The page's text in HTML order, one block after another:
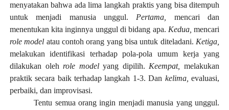
menyatakan bahwa ada lima langkah praktis yang bisa ditempuh
untuk menjadi manusia unggul. Pertama, mencari dan
menentukan kita inginnya unggul di bidang apa. Kedua,mencari
role model atau contoh orang yang bisa untuk diteladani. Ketiga,
melakukan identifikasi terhadap pola-pola umum kerja yang
dilakukan olehrole modelyang dipilih. Keempat,melakukan
praktik secara baik terhadap langkah 1-3. Dan kelima,evaluasi,
perbaiki, dan improvisasi.
Tentu semua orang ingin menjadi manusia yang unggul.